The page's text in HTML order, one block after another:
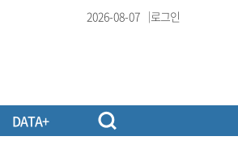
2026-08-07 로그인
DATA+